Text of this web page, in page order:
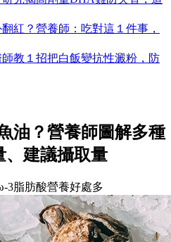
紅？營養師：吃對這１件事，
教１招把白飯變抗性澱粉，防
油？營養師圖解多種
建議攝取量
3脂肪酸營養好處多